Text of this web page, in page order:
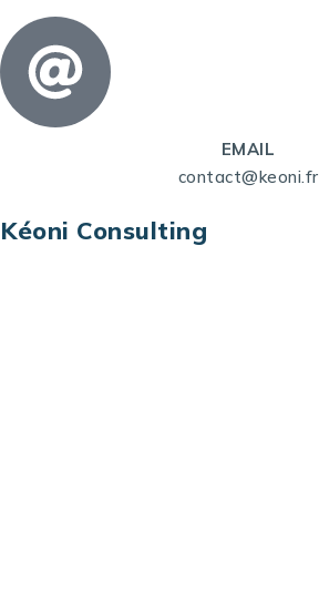
EMAIL
contact@keoni.fr
Kéoni Consulting